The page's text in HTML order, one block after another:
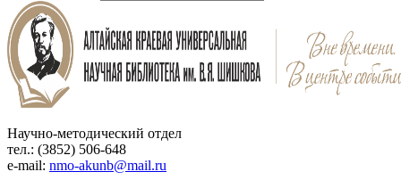
Научно-методический отдел
тел.: (3852) 506-648
e-mail: nmo-akunb@mail.ru